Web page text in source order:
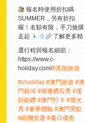
報名時使用折扣碼
SUMMER，另有折扣
喔！名額有限，手刀搶購
走起
了解更多精
選行程與報名細節：
https://www.c-
holiday.com/#美加旅遊
#choliday #澳門旅遊 #澳
門銀河 #璀璨鑽石秀 #運
財銀鑽 #澳門打卡 #聲光
秀 #奢華體驗 #澳門景點
#跟團首選 #夏日優惠